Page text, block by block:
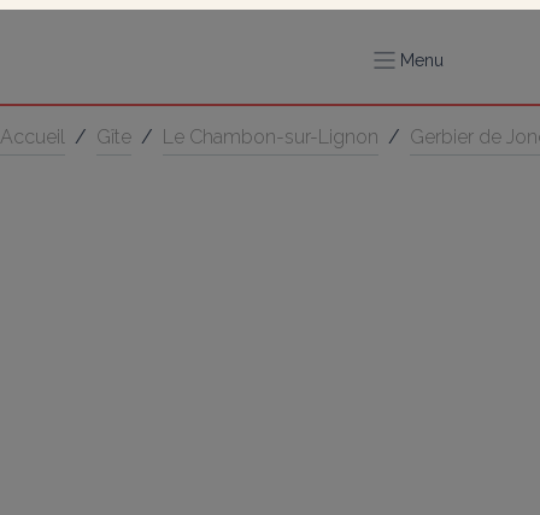
Menu
Accueil / Gîte / Le Chambon-sur-Lignon / Gerbier de